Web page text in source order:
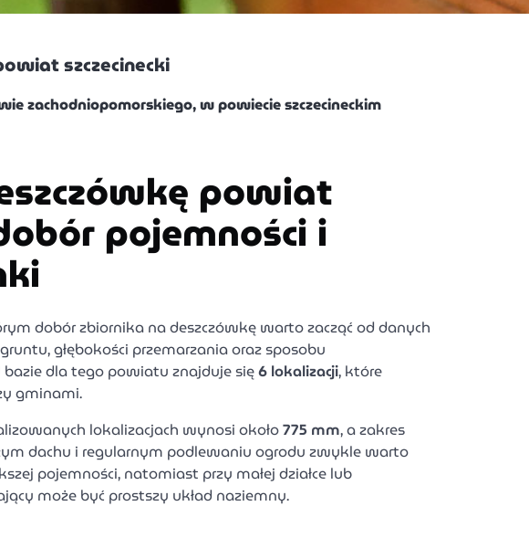
szczecinecki
zachodniopomorskiego, w powiecie szczecineckim
powiat
pojemności i
dobór zbiornika na deszczówkę warto zacząć od danych
głębokości przemarzania oraz sposobu
dla tego powiatu znajduje się6 lokalizacji, które
gminami.
lokalizacjach wynosi około775 mm, a zakres
dachu i regularnym podlewaniu ogrodu zwykle warto
pojemności, natomiast przy małej działce lub
może być prostszy układ naziemny.